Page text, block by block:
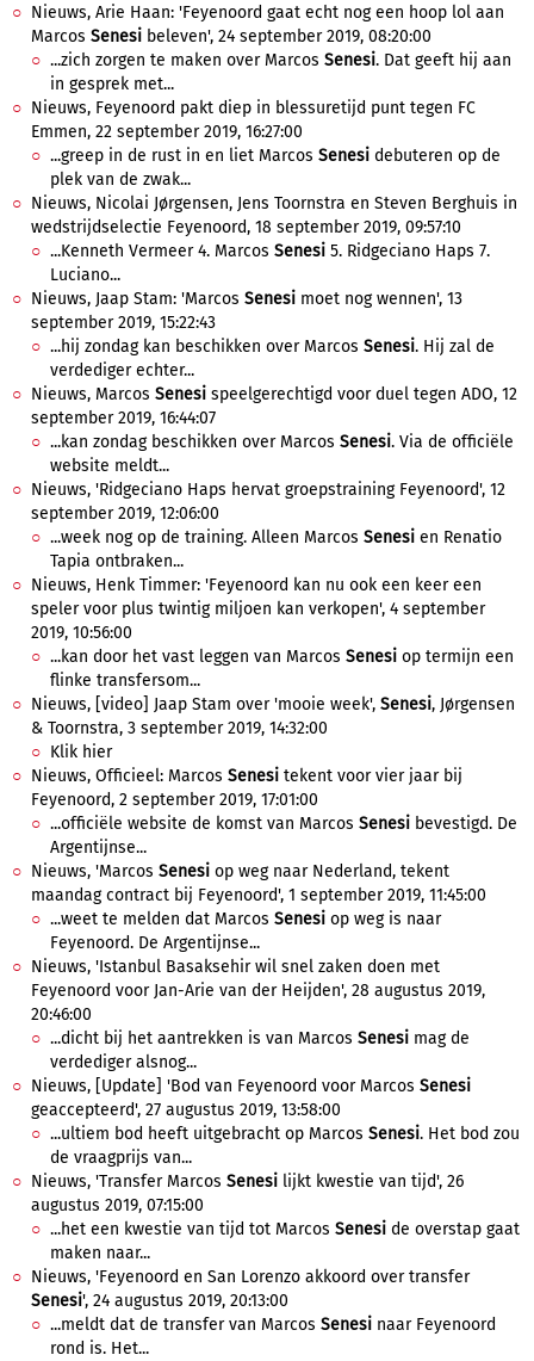
Nieuws, Arie Haan: 'Feyenoord gaat echt nog een hoop lol aan
Marcos Senesi beleven', 24 september 2019, 08:20:00
...zich zorgen te maken over Marcos Senesi. Dat geeft hij aan
in gesprek met...
Nieuws, Feyenoord pakt diep in blessuretijd punt tegen FC
Emmen, 22 september 2019, 16:27:00
...greep in de rust in en liet Marcos Senesi debuteren op de
plek van de zwak...
Nieuws, Nicolai Jørgensen, Jens Toornstra en Steven Berghuis in
wedstrijdselectie Feyenoord, 18 september 2019, 09:57:10
...Kenneth Vermeer 4. Marcos Senesi 5. Ridgeciano Haps 7.
Luciano...
Nieuws, Jaap Stam: 'Marcos Senesi moet nog wennen', 13
september 2019, 15:22:43
...hij zondag kan beschikken over Marcos Senesi. Hij zal de
verdediger echter...
Nieuws, Marcos Senesi speelgerechtigd voor duel tegen ADO, 12
september 2019, 16:44:07
...kan zondag beschikken over Marcos Senesi. Via de officiële
website meldt...
Nieuws, 'Ridgeciano Haps hervat groepstraining Feyenoord', 12
september 2019, 12:06:00
...week nog op de training. Alleen Marcos Senesi en Renatio
Tapia ontbraken...
Nieuws, Henk Timmer: 'Feyenoord kan nu ook een keer een
speler voor plus twintig miljoen kan verkopen', 4 september
2019, 10:56:00
...kan door het vast leggen van Marcos Senesi op termijn een
flinke transfersom...
Nieuws, [video] Jaap Stam over 'mooie week', Senesi, Jørgensen
& Toornstra, 3 september 2019, 14:32:00
Klik hier
Nieuws, Officieel: Marcos Senesi tekent voor vier jaar bij
Feyenoord, 2 september 2019, 17:01:00
...officiële website de komst van Marcos Senesi bevestigd. De
Argentijnse...
Nieuws, 'Marcos Senesi op weg naar Nederland, tekent
maandag contract bij Feyenoord', 1 september 2019, 11:45:00
...weet te melden dat Marcos Senesi op weg is naar
Feyenoord. De Argentijnse...
Nieuws, 'Istanbul Basaksehir wil snel zaken doen met
Feyenoord voor Jan-Arie van der Heijden', 28 augustus 2019,
20:46:00
...dicht bij het aantrekken is van Marcos Senesi mag de
verdediger alsnog...
Nieuws, [Update] 'Bod van Feyenoord voor Marcos Senesi
geaccepteerd', 27 augustus 2019, 13:58:00
...ultiem bod heeft uitgebracht op Marcos Senesi. Het bod zou
de vraagprijs van...
Nieuws, 'Transfer Marcos Senesi lijkt kwestie van tijd', 26
augustus 2019, 07:15:00
...het een kwestie van tijd tot Marcos Senesi de overstap gaat
maken naar...
Nieuws, 'Feyenoord en San Lorenzo akkoord over transfer
Senesi', 24 augustus 2019, 20:13:00
...meldt dat de transfer van Marcos Senesi naar Feyenoord
rond is. Het...